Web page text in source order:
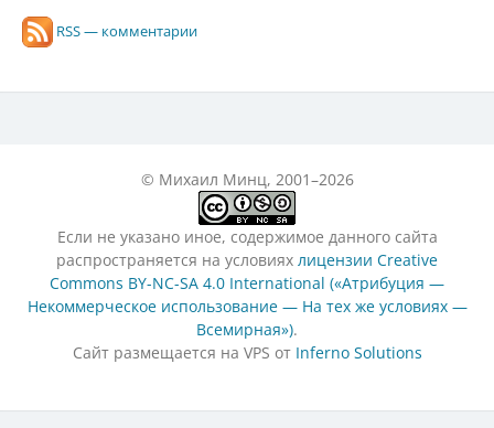
RSS — комментарии
© Михаил Минц, 2001–2026
Если не указано иное, содержимое данного сайта
распространяется на условиях лицензии Creative
Commons BY-NC-SA 4.0 International («Атрибуция —
Некоммерческое использование — На тех же условиях —
Всемирная»).
Сайт размещается на VPS от Inferno Solutions